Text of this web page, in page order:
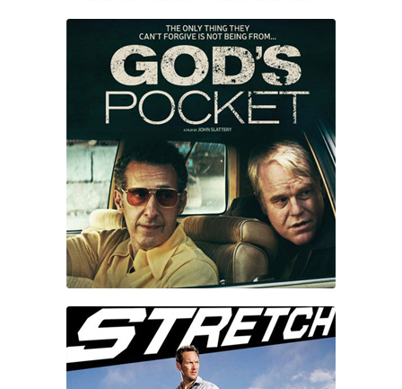
ACCIDENT À GOD’S POCKET